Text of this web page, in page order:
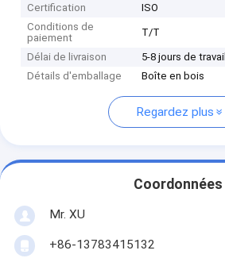
Certification
ISO
Conditions de
paiement
T/T
Délai de livraison
5-8 jours de travail
Détails d'emballage
Boîte en bois
Regardez plus
Coordonnées
Mr. XU
+86-13783415132